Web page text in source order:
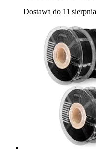
Dostawa do 11 sierpnia